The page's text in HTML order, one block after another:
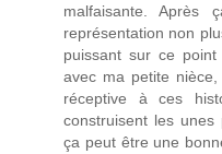
malfaisante.
représentation non
puissant sur ce
avec ma petite
réceptive à ces
construisent les
ça peut être une